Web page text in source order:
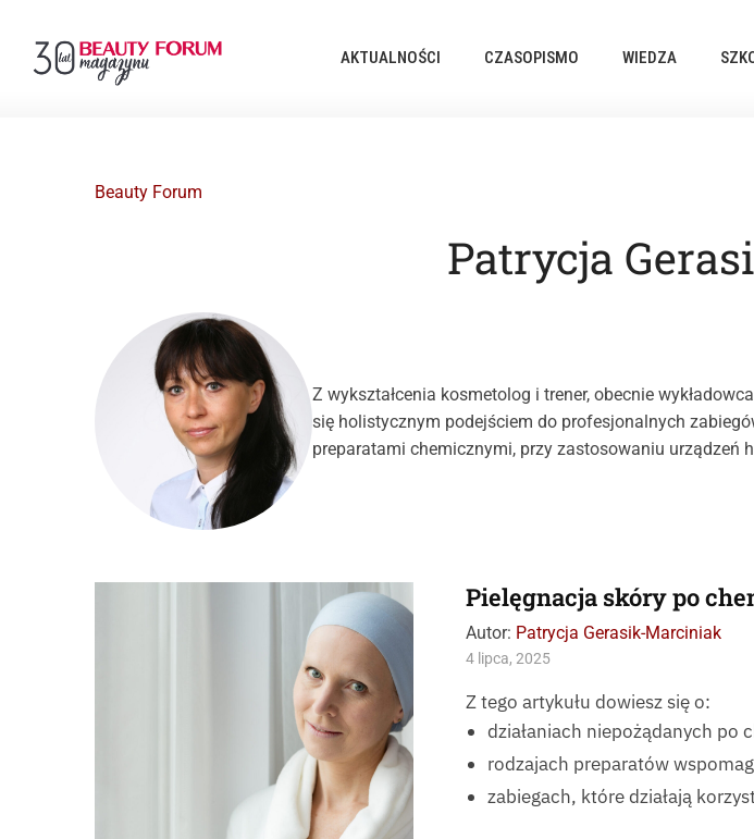
AKTUALNOŚCI CZASOPISMO WIEDZA
Beauty Forum
Patrycja
Z wykształcenia kosmetolog i trener, obecnie
się holistycznym podejściem do profesjonalnych
preparatami chemicznymi, przy zastosowaniu urządzeń
Pielęgnacja skóry po
Autor: Patrycja Gerasik-Marciniak
4 lipca, 2025
Z tego artykułu dowiesz się o:
działaniach niepożądanych po
rodzajach preparatów
zabiegach, które działają